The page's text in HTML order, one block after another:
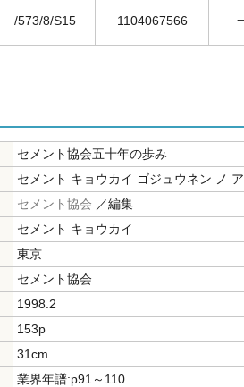
/573/8/S15 1104067566
セメント協会五十年の歩み
セメント キョウカイ ゴジュウネン ノ
セメント協会 ／編集
セメント キョウカイ
東京
セメント協会
1998.2
153p
31cm
業界年譜:p91～110